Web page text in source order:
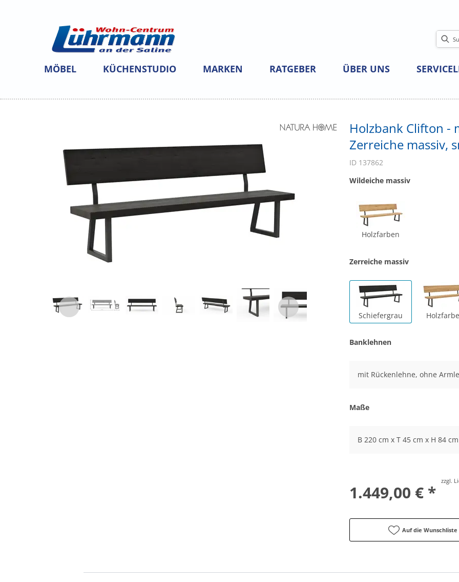
MÖBEL KÜCHENSTUDIO MARKEN RATGEBER ÜBER UNS
Holzbank Clifton -
Zerreiche massiv,
ID 137862
Wildeiche massiv
Holzfarben
Zerreiche massiv
Schiefergrau
Banklehnen
mit Rückenlehne, ohne
Maße
B 220 cm x T 45 cm x H 84 cm
1.449,00 € *
zzgl.
Auf die Wunschliste